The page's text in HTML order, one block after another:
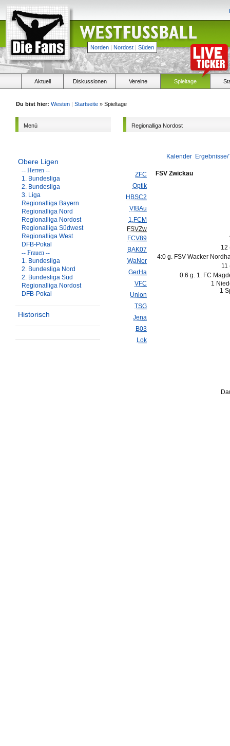
Norden | Nordost | Süden
Aktuell Diskussionen Vereine Spieltage
Du bist hier: Westen | Startseite » Spieltage
Menü
Obere Ligen
-- Herren --
1. Bundesliga
2. Bundesliga
3. Liga
Regionalliga Bayern
Regionalliga Nord
Regionalliga Nordost
Regionalliga Südwest
Regionalliga West
DFB-Pokal
-- Frauen --
1. Bundesliga
2. Bundesliga Nord
2. Bundesliga Süd
Regionalliga Nordost
DFB-Pokal
Historisch
Regionalliga Nordost
Kalender
ZFC
Optik
HBSC2
VfBAu
1.FCM
FSVZw
FCV89
BAK07
WaNor
GerHa
VFC
Union
TSG
Jena
B03
Lok
FSV Zwickau
12
4:0 g. FSV Wacker
11
0:6 g. 1. FC
1
1